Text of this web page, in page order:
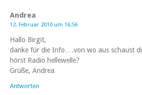
Andrea
12. Februar 2010 um 16:56
Hallo Birgit,
danke für die Info….von wo aus schaust
hörst Radio hellewelle?
Grüße, Andrea
Antworten